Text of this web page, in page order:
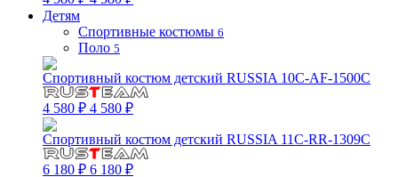
Детям
Спортивные костюмы 6
Поло 5
Спортивный костюм детский RUSSIA 10C-AF-1500C
4 580 ₽ 4 580 ₽
Спортивный костюм детский RUSSIA 11C-RR-1309C
6 180 ₽ 6 180 ₽